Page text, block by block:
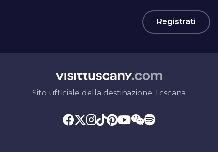
Registrati
Sito ufficiale della destinazione Toscana